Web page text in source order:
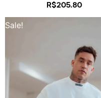
R$205.80
Sale!